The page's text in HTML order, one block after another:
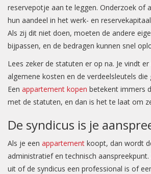
reservepotje aan te leggen. Onderzoek of
hun aandeel in het werk- en
Als zij dit niet doen, moeten de andere
bijpassen, en de bedragen kunnen snel
Lees zeker de statuten er op na. Je vindt
algemene kosten en de verdeelsleutels
Een appartement kopen betekent immers
met de statuten, en dan is het te laat om
De syndicus is je
Als je een appartement koopt, dan wordt
administratief en technisch
uit of de syndicus een professional is of